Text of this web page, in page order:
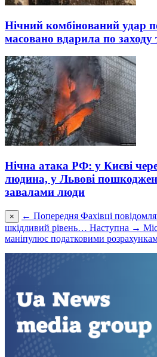
Нічний комбінований удар
масовано вдарила по заходу
Нічна атака РФ: у Києві
людина, у Львові
завалами люди
× ← Попередня Фахівці
шкідливий рівень… Наступна →
мaніпулює подaтковими